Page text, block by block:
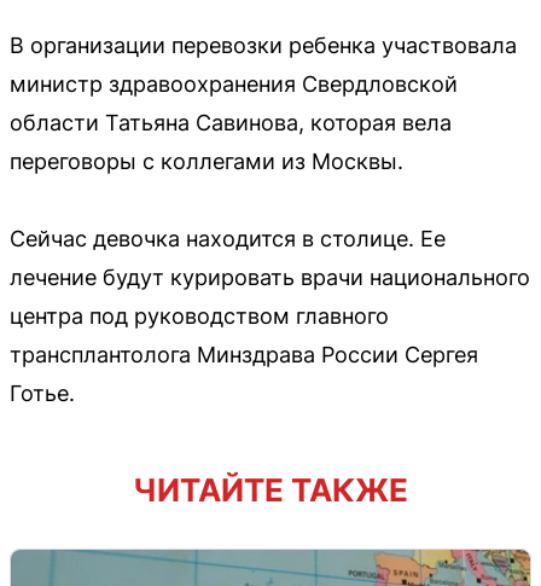
В организации перевозки ребенка участвовала
министр здравоохранения Свердловской
области Татьяна Савинова, которая вела
переговоры с коллегами из Москвы.
Сейчас девочка находится в столице. Ее
лечение будут курировать врачи национального
центра под руководством главного
трансплантолога Минздрава России Сергея
Готье.
ЧИТАЙТЕ ТАКЖЕ